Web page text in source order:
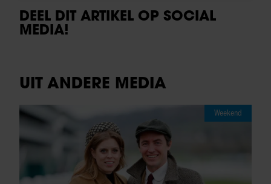
DEEL DIT ARTIKEL OP SOCIAL
MEDIA!
UIT ANDERE MEDIA
Weekend